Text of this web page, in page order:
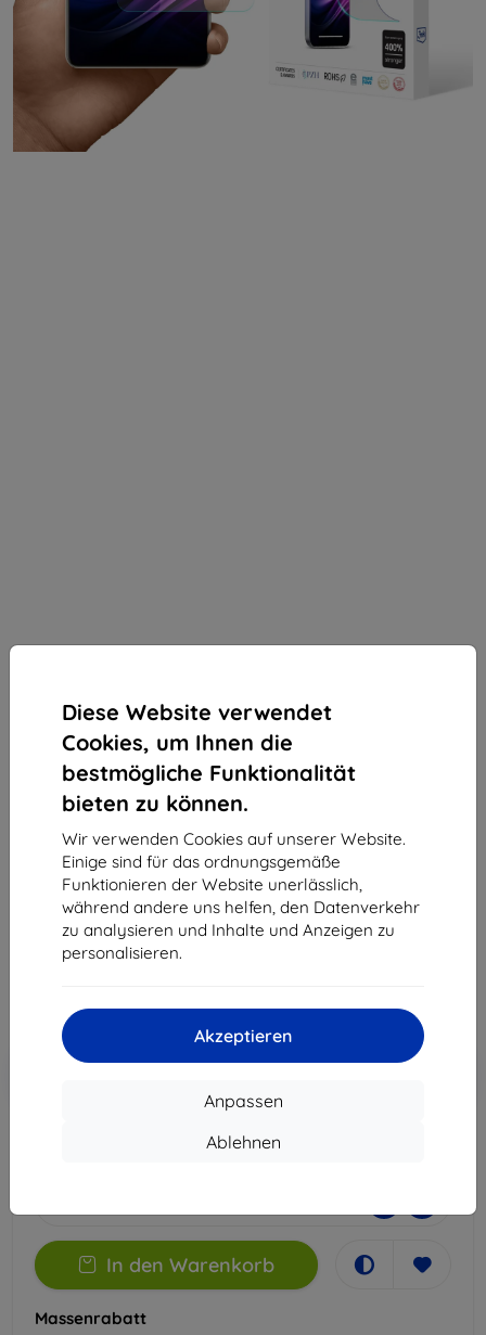
Diese Website verwendet
Cookies, um Ihnen die
bestmögliche Funktionalität
bieten zu können.
Wir verwenden Cookies auf unserer Website.
Einige sind für das ordnungsgemäße
Funktionieren der Website unerlässlich,
während andere uns helfen, den Datenverkehr
zu analysieren und Inhalte und Anzeigen zu
personalisieren.
Akzeptieren
Anpassen
Ablehnen
3MK Silky Matt Pro matter Displayschutz für
Realme 15 Pro 5G
Geeignet für: Realme 15 Pro
12,90 €
7,12 €
ohne MWSt5,98 €
Rabatt mit Gutschein
In den
In den Warenkorb
Massenrabatt